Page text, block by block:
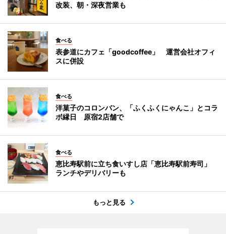
改装、朝・深夜営業も
食べる
表参道にカフェ「goodcoffee」 運営会社オフィ
スに併設
食べる
洋菓子のコロンバン、「ふくふくにゃんこ」とコラ
ボ縁日 原宿2店舗で
食べる
恵比寿駅前に立ち食いすし店「恵比寿駅前寿司」
ランチやデリバリーも
もっと見る